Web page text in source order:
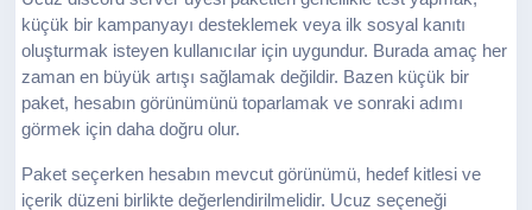
küçük bir kampanyayı desteklemek veya ilk sosyal kanıtı
oluşturmak isteyen kullanıcılar için uygundur. Burada amaç her
zaman en büyük artışı sağlamak değildir. Bazen küçük bir
paket, hesabın görünümünü toparlamak ve sonraki adımı
görmek için daha doğru olur.
Paket seçerken hesabın mevcut görünümü, hedef kitlesi ve
içerik düzeni birlikte değerlendirilmelidir. Ucuz seçeneği